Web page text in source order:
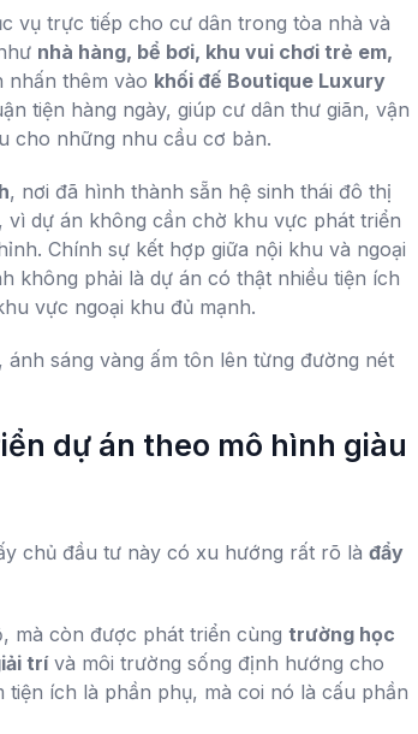
vụ trực tiếp cho cư dân trong tòa nhà và
nhà hàng, bể bơi, khu vui chơi trẻ em,
nhấn thêm vào khối đế Boutique Luxury
tiện hàng ngày, giúp cư dân thư giãn, vận
cho những nhu cầu cơ bản.
, nơi đã hình thành sẵn hệ sinh thái đô thị
vì dự án không cần chờ khu vực phát triển
Chính sự kết hợp giữa nội khu và ngoại
không phải là dự án có thật nhiều tiện ích
vực ngoại khu đủ mạnh.
dự án theo mô hình giàu
chủ đầu tư này có xu hướng rất rõ là đẩy
mà còn được phát triển cùng trường học
trívà môi trường sống định hướng cho
ích là phần phụ, mà coi nó là cấu phần